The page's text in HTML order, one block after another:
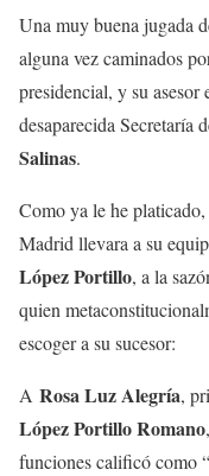
Una muy buena jugada
alguna vez caminados
presidencial, y su asesor
desaparecida Secretaría
Salinas.
Como ya le he
Madrid llevara a su
López Portillo, a la
quien
escoger a su sucesor:
A Rosa Luz Alegría,
López Portillo Romano
funciones calificó como